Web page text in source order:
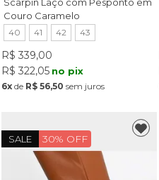
Couro Caramelo
40 41 42 43
R$ 339,00
R$ 322,05 no pix
6xde R$ 56,50 sem juros
SALE 30% OFF